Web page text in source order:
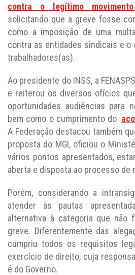
contra o legítimo
solicitando que a greve fosse
como a imposição de uma
contra as entidades sindicais e
trabalhadores(as).
Ao presidente do INSS, a
e reiterou os diversos ofícios
oportunidades audiências para
bem como o cumprimento do
A Federação destacou também
proposta do MGI, oficiou o
vários pontos apresentados,
aberta e disposta ao processo de
Porém, considerando a
atender às pautas
alternativa à categoria que não
greve. Diferentemente das
cumpriu todos os requisitos
exercício de direito, cuja
é do Governo.